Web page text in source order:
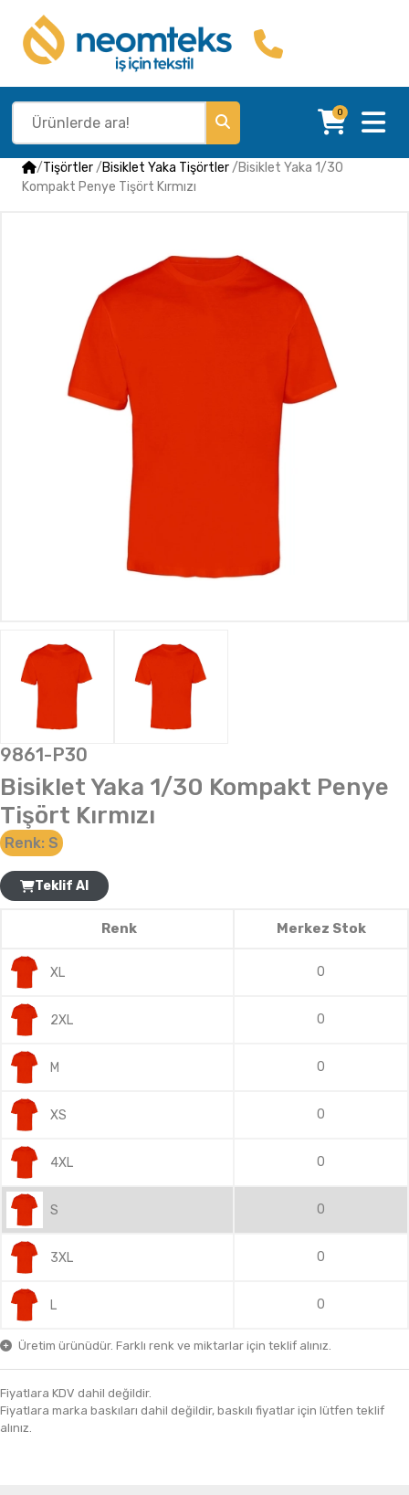
0
/Tişörtler/Bisiklet Yaka Tişörtler/Bisiklet Yaka 1/30
Kompakt Penye Tişört Kırmızı
9861-P30
Bisiklet Yaka 1/30 Kompakt Penye
Tişört Kırmızı
Renk: S
Teklif Al
Renk Merkez Stok
XL 0
2XL 0
M 0
XS 0
4XL 0
S 0
3XL 0
L 0
Üretim ürünüdür. Farklı renk ve miktarlar için teklif alınız.
Fiyatlara KDV dahil değildir.
Fiyatlara marka baskıları dahil değildir, baskılı fiyatlar için lütfen teklif
alınız.